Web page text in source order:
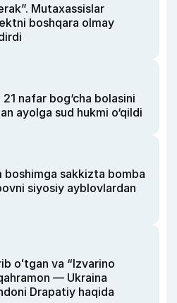
Mutaxassislar
boshqara olmay
nafar bog‘cha bolasini
ayolga sud hukmi o‘qildi
boshimga sakkizta bomba
siyosiy ayblovlardan
oʻtgan va “Izvarino
— Ukraina
Drapatiy haqida